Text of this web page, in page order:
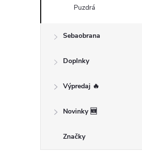
Puzdrá
Sebaobrana
Doplnky
Výpredaj 🔥
Novinky 🆕
Značky